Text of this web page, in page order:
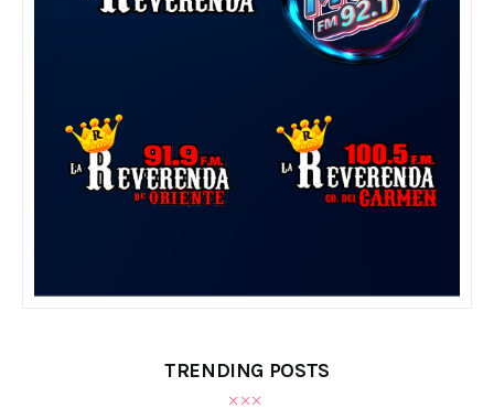
TRENDING POSTS